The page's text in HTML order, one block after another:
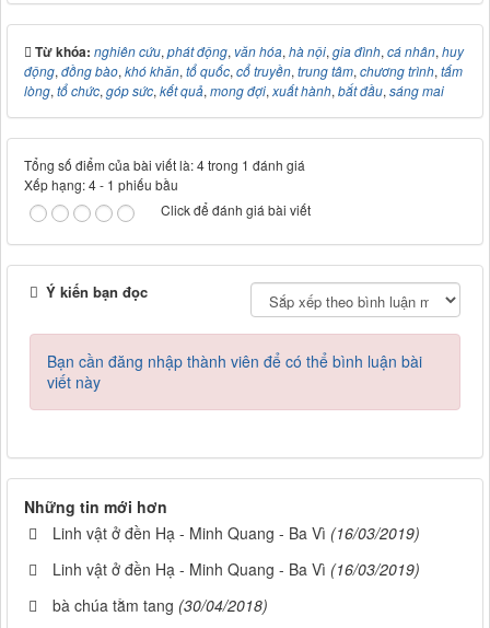
Từ khóa: nghiên cứu, phát động, văn hóa, hà nội, gia đình, cá nhân, huy
động, đồng bào, khó khăn, tổ quốc, cổ truyền, trung tâm, chương trình, tấm
lòng, tổ chức, góp sức, kết quả, mong đợi, xuất hành, bắt đầu, sáng mai
Tổng số điểm của bài viết là: 4 trong 1 đánh giá
Xếp hạng:4- 1 phiếu bầu
Click để đánh giá bài viết
Ý kiến bạn đọc
Bạn cần đăng nhập thành viên để có thể bình luận bài
viết này
Những tin mới hơn
Linh vật ở đền Hạ - Minh Quang - Ba Vì (16/03/2019)
Linh vật ở đền Hạ - Minh Quang - Ba Vì (16/03/2019)
bà chúa tằm tang (30/04/2018)